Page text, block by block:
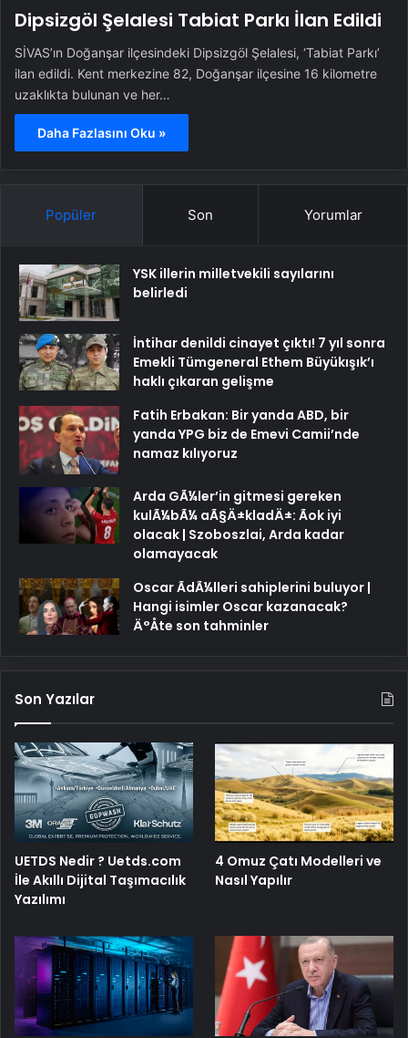
Dipsizgöl Şelalesi Tabiat Parkı İlan Edildi
SİVAS’ın Doğanşar ilçesindeki Dipsizgöl Şelalesi, ‘Tabiat Parkı’
ilan edildi. Kent merkezine 82, Doğanşar ilçesine 16 kilometre
uzaklıkta bulunan ve her…
Daha Fazlasını Oku »
Popüler Son Yorumlar
YSK illerin milletvekili sayılarını
belirledi
İntihar denildi cinayet çıktı! 7 yıl sonra
Emekli Tümgeneral Ethem Büyükışık’ı
haklı çıkaran gelişme
Fatih Erbakan: Bir yanda ABD, bir
yanda YPG biz de Emevi Camii’nde
namaz kılıyoruz
Arda GÃ¼ler’in gitmesi gereken
kulÃ¼bÃ¼ aÃ§Ä±kladÄ±: Ãok iyi
olacak | Szoboszlai, Arda kadar
olamayacak
Oscar ÃdÃ¼lleri sahiplerini buluyor |
Hangi isimler Oscar kazanacak?
Ä°Åte son tahminler
Son Yazılar
UETDS Nedir ? Uetds.com
İle Akıllı Dijital Taşımacılık
Yazılımı
4 Omuz Çatı Modelleri ve
Nasıl Yapılır